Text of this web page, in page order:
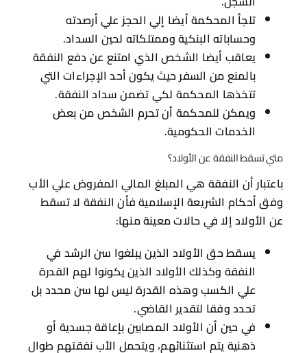
يسقط حق الأولاد الذين يبلغوا سن الرشد في
النفقة وكذلك الأولاد الذين يكونوا لهم القدرة
علي الكسب وهذه القدرة ليس لها سن محدد بل
تحدد وفقا لتقدير القاضي.
في حين أن الأولاد المصابين بإعاقة جسدية أو
ذهنية يتم استثنائهم، ويتحمل الأب نفقتهم طوال
العمر وأيضا يتم استثناء العاجزين عن الكسب.
تسقط النفقة عن البنت في حالة زواجها حيث تكون
نفقتها علي الزوج.
ويجب التنوية أن قرار سقوط النفقة لا يعتبر قرار
فردي يتخذ من قبل الأب بل يجب عليه أن يتبع
الإجراءات القانونية اللازمة لوقف النفقة، و أن
يقدم ما يثبت بأن الطفل قادر علي تحمل نفقاته.
أهمية اللجوء إلي محامي متخصص في قضايا النفقة بعد الطلاق
لا شك أن اختيار المحامي يلعب دورا حيويا في نجاح
القضية لذلك ينصح وبشدة بالاستعانة بمكتب المحامي
أصيل وذلك ليس لأنه يعد أبرز وأفضل مكاتب المحاماة
في المملكة العربية السعودية فقط بل لأنه يوفر: